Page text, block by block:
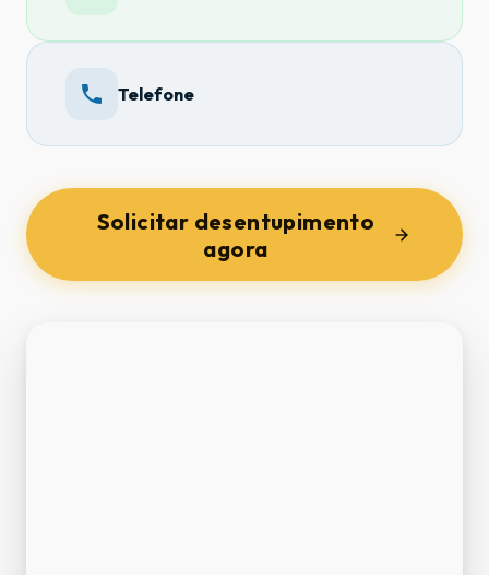
Telefone
Solicitar desentupimento
agora